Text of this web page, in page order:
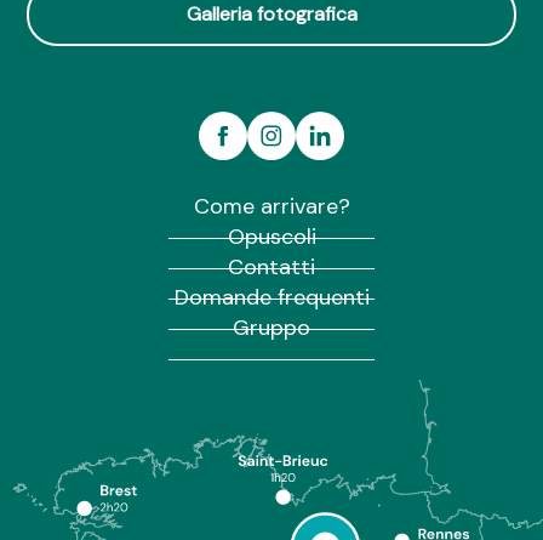
Galleria fotografica
Come arrivare?
Opuscoli
Contatti
Domande frequenti
Gruppo